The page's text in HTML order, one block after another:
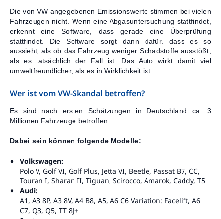
Die von VW angegebenen Emissionswerte stimmen bei vielen
Fahrzeugen nicht. Wenn eine Abgasuntersuchung stattfindet,
erkennt eine Software, dass gerade eine Überprüfung
stattfindet. Die Software sorgt dann dafür, dass es so
aussieht, als ob das Fahrzeug weniger Schadstoffe ausstößt,
als es tatsächlich der Fall ist. Das Auto wirkt damit viel
umweltfreundlicher, als es in Wirklichkeit ist.
Wer ist vom VW-Skandal betroffen?
Es sind nach ersten Schätzungen in Deutschland ca. 3
Millionen Fahrzeuge betroffen.
Dabei sein können folgende Modelle:
Volkswagen:
Polo V, Golf VI, Golf Plus, Jetta VI, Beetle, Passat B7, CC,
Touran I, Sharan II, Tiguan, Scirocco, Amarok, Caddy, T5
Audi:
A1, A3 8P, A3 8V, A4 B8, A5, A6 C6 Variation: Facelift, A6
C7, Q3, Q5, TT 8J+